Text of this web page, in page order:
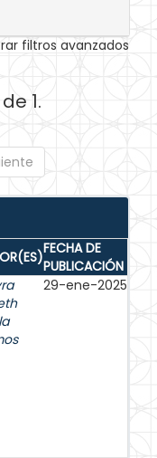
filtros avanzados
1.
FECHA DE
PUBLICACIÓN
29-ene-2025